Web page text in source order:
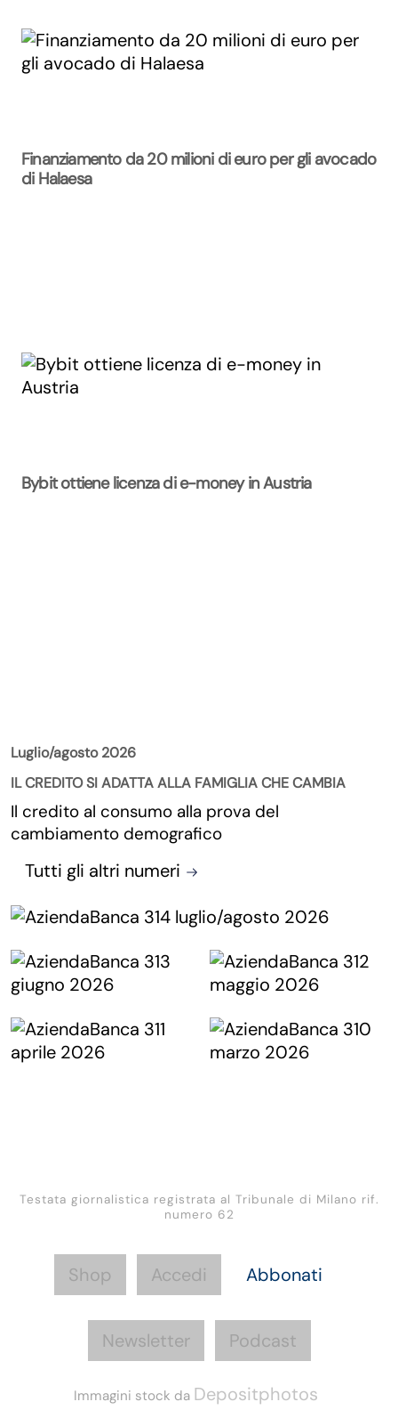
Finanziamento da 20 milioni di euro per gli avocado
di Halaesa
Bybit ottiene licenza di e-money in Austria
Luglio/agosto 2026
IL CREDITO SI ADATTA ALLA FAMIGLIA CHE CAMBIA
Il credito al consumo alla prova del
cambiamento demografico
Tutti gli altri numeri
Testata giornalistica registrata al Tribunale di Milano rif.
numero 62
Shop Accedi Abbonati
Newsletter Podcast
Immagini stock da Depositphotos